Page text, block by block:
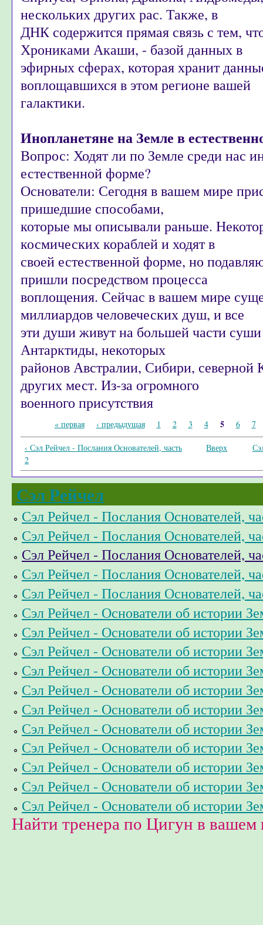
нескольких других рас. Также, в
ДНК содержится прямая связь с тем,
Хрониками Акаши, - базой данных в
эфирных сферах, которая хранит
воплощавшихся в этом регионе вашей
галактики.
Инопланетяне на Земле в
Вопрос: Ходят ли по Земле среди нас
естественной форме?
Основатели: Сегодня в вашем мире
пришедшие способами,
которые мы описывали раньше.
космических кораблей и ходят в
своей естественной форме, но
пришли посредством процесса
воплощения. Сейчас в вашем мире
миллиардов человеческих душ, и все
эти души живут на большей части
Антарктиды, некоторых
районов Австралии, Сибири, северной
других мест. Из-за огромного
военного присутствия
Страницы
« первая ‹ предыдущая 1 2 3 4 5 6 7
‹ Сэл Рейчел - Послания Основателей, часть
2
Вверх
Сэл Рейчел
Сэл Рейчел - Послания Основателей,
Сэл Рейчел - Послания Основателей,
Сэл Рейчел - Послания Основателей,
Сэл Рейчел - Послания Основателей,
Сэл Рейчел - Послания Основателей,
Сэл Рейчел - Основатели об истории
Сэл Рейчел - Основатели об истории
Сэл Рейчел - Основатели об истории
Сэл Рейчел - Основатели об истории
Сэл Рейчел - Основатели об истории
Сэл Рейчел - Основатели об истории
Сэл Рейчел - Основатели об истории
Сэл Рейчел - Основатели об истории
Сэл Рейчел - Основатели об истории
Сэл Рейчел - Основатели об истории
Сэл Рейчел - Основатели об истории
Найти тренера по Цигун в вашем